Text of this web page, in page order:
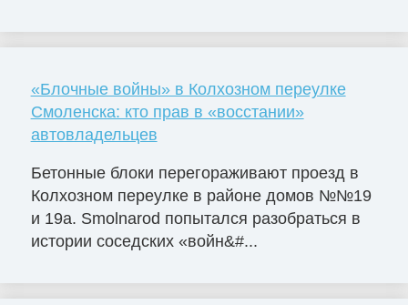
«Блочные войны» в Колхозном переулке
Смоленска: кто прав в «восстании»
автовладельцев
Бетонные блоки перегораживают проезд в
Колхозном переулке в районе домов №№19
и 19а. Smolnarod попытался разобраться в
истории соседских «войн&#...